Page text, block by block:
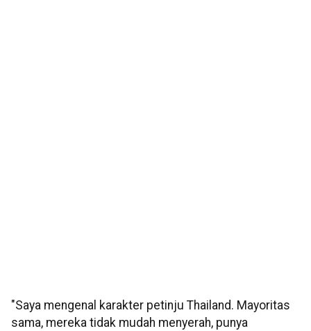
"Saya mengenal karakter petinju Thailand. Mayoritas
sama, mereka tidak mudah menyerah, punya